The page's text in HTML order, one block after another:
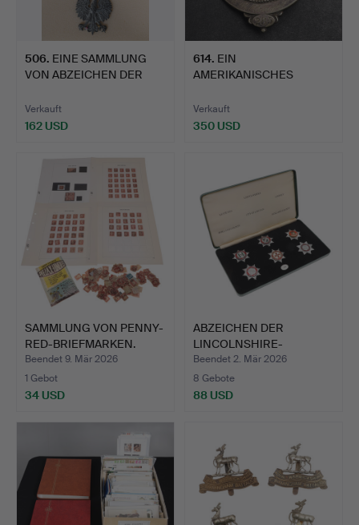
506. EINE SAMMLUNG
VON ABZEICHEN DER
Verkauft
162 USD
614. EIN
AMERIKANISCHES
ABZEICHEN …
Verkauft
350 USD
SAMMLUNG VON PENNY-
RED-BRIEFMARKEN.
Beendet 9. Mär 2026
1 Gebot
34 USD
ABZEICHEN DER
LINCOLNSHIRE-
FEUERWEHR, VERP…
Beendet 2. Mär 2026
8 Gebote
88 USD